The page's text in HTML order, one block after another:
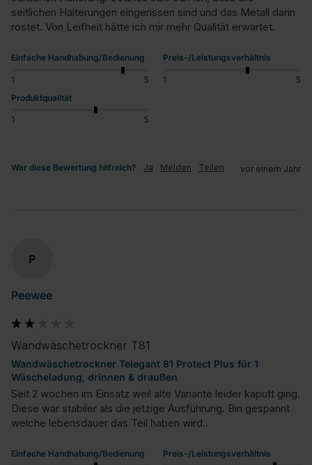
seitlichen Halterungen eingerissen sind und das Metall darin
rostet. Von Leifheit hätte ich mir mehr Qualität erwartet.
Einfache Handhabung/Bedienung
1 5
Preis-/Leistungsverhältnis
1
5
Produktqualität
1 5
War diese Bewertung hilfreich? Ja Melden Teilen vor einem Jahr
P
Peewee
Wandwäschetrockner T81
Wandwäschetrockner Telegant 81 Protect Plus für 1
Wäscheladung, drinnen & draußen
Seit 2 wochen im Einsatz weil alte Variante leider kaputt ging.
Diese war stabiler als die jetzige Ausführung. Bin gespannt
welche lebensdauer das Teil haben wird..
Einfache Handhabung/Bedienung Preis-/Leistungsverhältnis